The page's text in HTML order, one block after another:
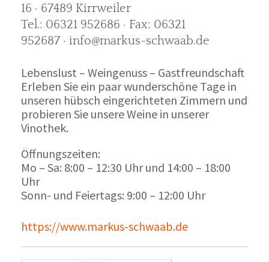
16 · 67489 Kirrweiler
Tel.: 06321 952686 · Fax: 06321
952687 · info@markus-schwaab.de
Lebenslust – Weingenuss – Gastfreundschaft
Erleben Sie ein paar wunderschöne Tage in
unseren hübsch eingerichteten Zimmern und
probieren Sie unsere Weine in unserer
Vinothek.
Öffnungszeiten:
Mo – Sa: 8:00 – 12:30 Uhr und 14:00 – 18:00
Uhr
Sonn- und Feiertags: 9:00 – 12:00 Uhr
https://www.markus-schwaab.de